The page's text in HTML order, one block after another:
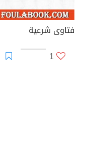
فتاوى شرعية
1